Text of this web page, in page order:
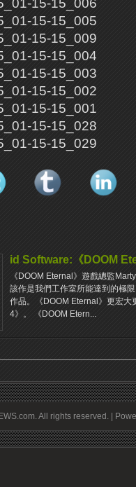
id Software:《DOOM
《DOOM Eternal》遊戲總監
該作是我們工作室所能達到的極
作品。《DOOM Eternal》更宏大
4》。 《DOOM Etern...
All rights reserved. |